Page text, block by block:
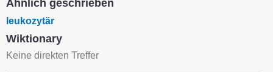
Ähnlich geschrieben
leukozytär
Wiktionary
Keine direkten Treffer